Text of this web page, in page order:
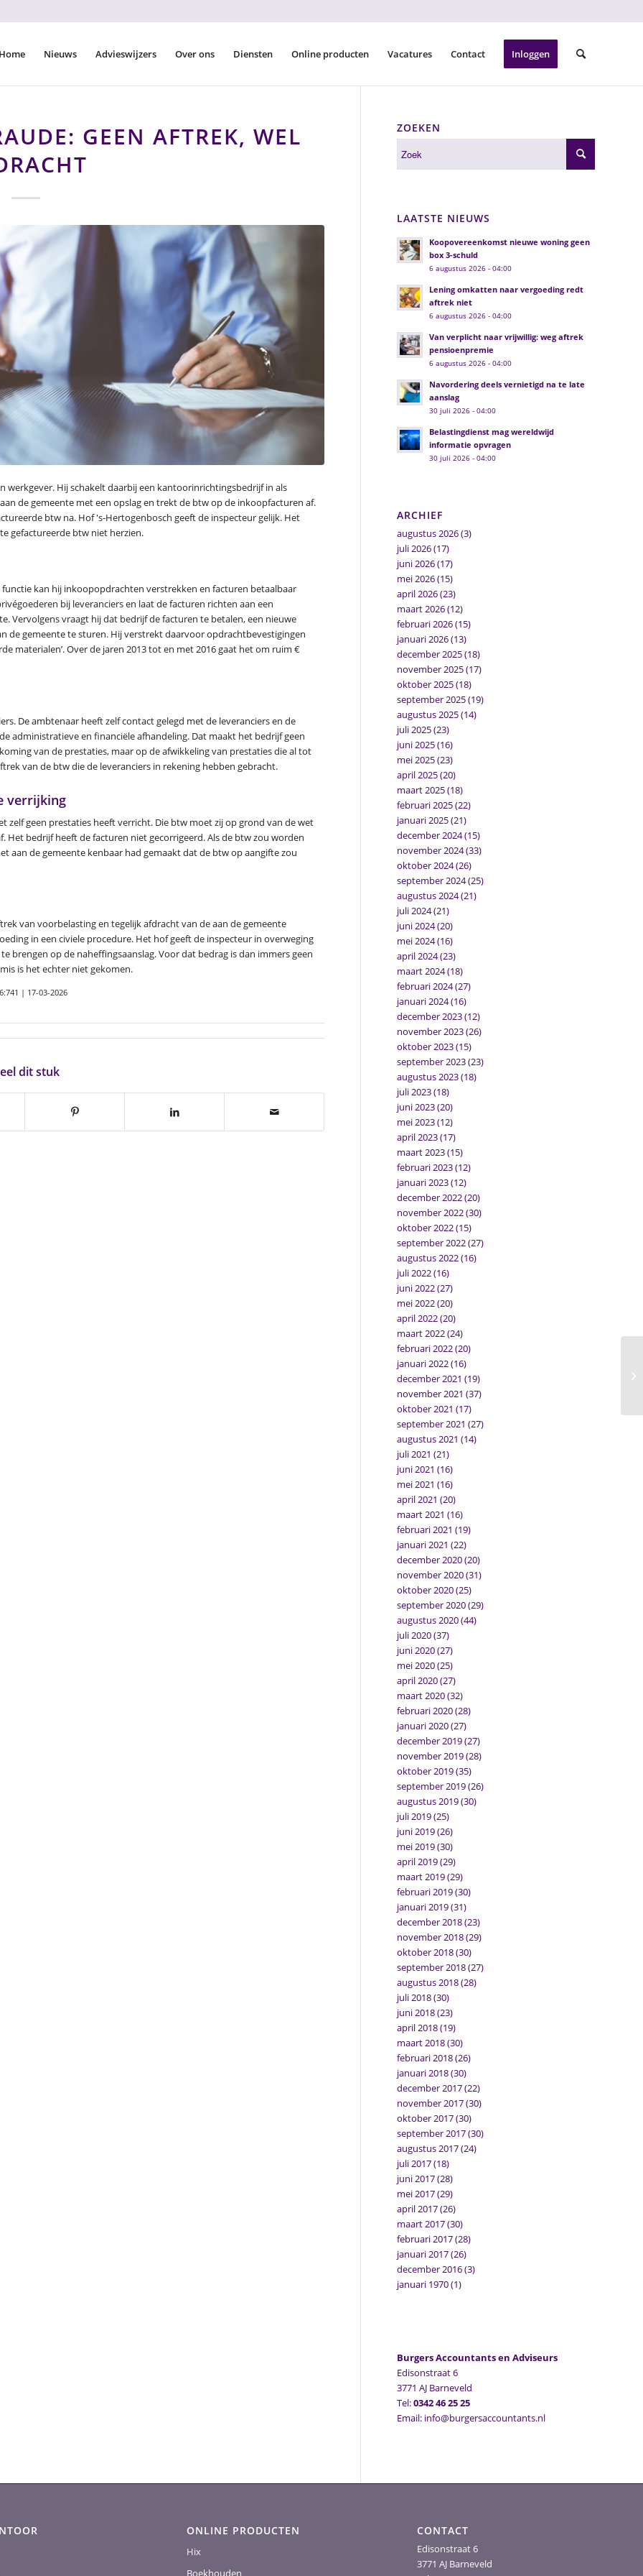
Home Nieuws Advieswijzers Over ons Diensten Online producten Vacatures Contact Inloggen
GEEN AFTREK, WEL
Hij schakelt daarbij een kantoorinrichtingsbedrijf in als
de gemeente met een opslag en trekt de btw op de inkoopfacturen af.
btw na. Hof 's-Hertogenbosch geeft de inspecteur gelijk. Het
gefactureerde btw niet herzien.
kan hij inkoopopdrachten verstrekken en facturen betaalbaar
bij leveranciers en laat de facturen richten aan een
Vervolgens vraagt hij dat bedrijf de facturen te betalen, een nieuwe
de gemeente te sturen. Hij verstrekt daarvoor opdrachtbevestigingen
materialen’. Over de jaren 2013 tot en met 2016 gaat het om ruim €
De ambtenaar heeft zelf contact gelegd met de leveranciers en de
administratieve en financiële afhandeling. Dat maakt het bedrijf geen
van de prestaties, maar op de afwikkeling van prestaties die al tot
van de btw die de leveranciers in rekening hebben gebracht.
verrijking
geen prestaties heeft verricht. Die btw moet zij op grond van de wet
bedrijf heeft de facturen niet gecorrigeerd. Als de btw zou worden
aan de gemeente kenbaar had gemaakt dat de btw op aangifte zou
van voorbelasting en tegelijk afdracht van de aan de gemeente
in een civiele procedure. Het hof geeft de inspecteur in overweging
brengen op de naheffingsaanslag. Voor dat bedrag is dan immers geen
is het echter niet gekomen.
| 17-03-2026
dit stuk
ZOEKEN
LAATSTE NIEUWS
Koopovereenkomst nieuwe woning geen
box 3-schuld
6 augustus 2026 - 04:00
Lening omkatten naar vergoeding redt
aftrek niet
6 augustus 2026 - 04:00
Van verplicht naar vrijwillig: weg aftrek
pensioenpremie
6 augustus 2026 - 04:00
Navordering deels vernietigd na te late
aanslag
30 juli 2026 - 04:00
Belastingdienst mag wereldwijd
informatie opvragen
30 juli 2026 - 04:00
ARCHIEF
augustus 2026(3)
juli 2026(17)
juni 2026(17)
mei 2026(15)
april 2026(23)
maart 2026(12)
februari 2026(15)
januari 2026(13)
december 2025(18)
november 2025(17)
oktober 2025(18)
september 2025(19)
augustus 2025(14)
juli 2025(23)
juni 2025(16)
mei 2025(23)
april 2025(20)
maart 2025(18)
februari 2025(22)
januari 2025(21)
december 2024(15)
november 2024(33)
oktober 2024(26)
september 2024(25)
augustus 2024(21)
juli 2024(21)
juni 2024(20)
mei 2024(16)
april 2024(23)
maart 2024(18)
februari 2024(27)
januari 2024(16)
december 2023(12)
november 2023(26)
oktober 2023(15)
september 2023(23)
augustus 2023(18)
juli 2023(18)
juni 2023(20)
mei 2023(12)
april 2023(17)
maart 2023(15)
februari 2023(12)
januari 2023(12)
december 2022(20)
november 2022(30)
oktober 2022(15)
september 2022(27)
augustus 2022(16)
juli 2022(16)
juni 2022(27)
mei 2022(20)
april 2022(20)
maart 2022(24)
februari 2022(20)
januari 2022(16)
december 2021 (19)
november 2021 (37)
oktober 2021 (17)
september 2021 (27)
augustus 2021 (14)
juli 2021 (21)
juni 2021 (16)
mei 2021 (16)
april 2021 (20)
maart 2021 (16)
februari 2021 (19)
januari 2021 (22)
december 2020(20)
november 2020(31)
oktober 2020(25)
september 2020(29)
augustus 2020(44)
juli 2020(37)
juni 2020(27)
mei 2020(25)
april 2020(27)
maart 2020(32)
februari 2020(28)
januari 2020(27)
december 2019(27)
november 2019(28)
oktober 2019(35)
september 2019(26)
augustus 2019(30)
juli 2019(25)
juni 2019(26)
mei 2019(30)
april 2019(29)
maart 2019(29)
februari 2019(30)
januari 2019(31)
december 2018(23)
november 2018(29)
oktober 2018(30)
september 2018(27)
augustus 2018(28)
juli 2018(30)
juni 2018(23)
april 2018(19)
maart 2018(30)
februari 2018(26)
januari 2018(30)
december 2017(22)
november 2017(30)
oktober 2017(30)
september 2017(30)
augustus 2017(24)
juli 2017(18)
juni 2017(28)
mei 2017(29)
april 2017(26)
maart 2017(30)
februari 2017(28)
januari 2017(26)
december 2016(3)
januari 1970(1)
Burgers Accountants en Adviseurs
Edisonstraat 6
3771 AJ Barneveld
Tel:0342 46 25 25
Email: info@burgersaccountants.nl
ONLINE PRODUCTEN
Hix
Boekhouden
CONTACT
Edisonstraat 6
3771 AJ Barneveld